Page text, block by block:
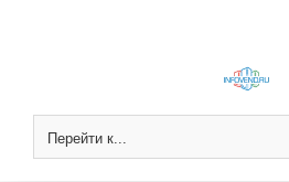
Перейти к...